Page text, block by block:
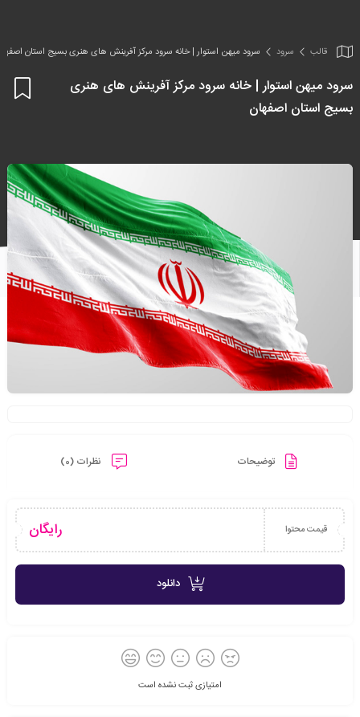
قالب سرود سرود میهن استوار | خانه سرود مرکز آفرینش های هنری بسیج استان
سرود میهن استوار | خانه سرود مرکز آفرینش های هنری
بسیج استان اصفهان
توضیحات نظرات (0)
قیمت محتوا رایگان
دانلود
امتیازی ثبت نشده است